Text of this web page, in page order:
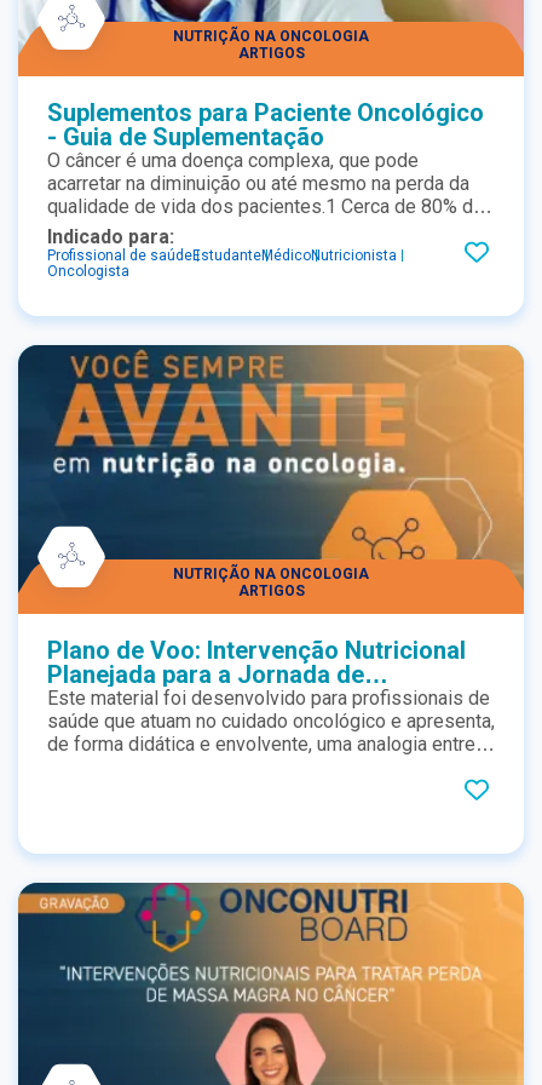
NUTRIÇÃO NA ONCOLOGIA
ARTIGOS
Suplementos para Paciente Oncológico
- Guia de Suplementação
O câncer é uma doença complexa, que pode
acarretar na diminuição ou até mesmo na perda da
qualidade de vida dos pacientes.1 Cerca de 80% dos
pacientes com câncer apresentam desnutrição já no
momento do diagnóstico.2
Indicado para:
Profissional de saúdeEstudanteMédicoNutricionista
Oncologista
NUTRIÇÃO NA ONCOLOGIA
ARTIGOS
Plano de Voo: Intervenção Nutricional
Planejada para a Jornada de
Tratamento Oncológico
Este material foi desenvolvido para profissionais de
saúde que atuam no cuidado oncológico e apresenta,
de forma didática e envolvente, uma analogia entre a
avaliação nutricional precoce, da imunonutrição e da
atuação integrada da equipe multiprofissional. Com
checklists, protocolos e dados clínicos, o conteúdo
reforça como a nutrição especializada pode
contribuir para melhores desfechos, menor
toxicidade e maior qualidade de vida ao longo de
todo o tratamento.